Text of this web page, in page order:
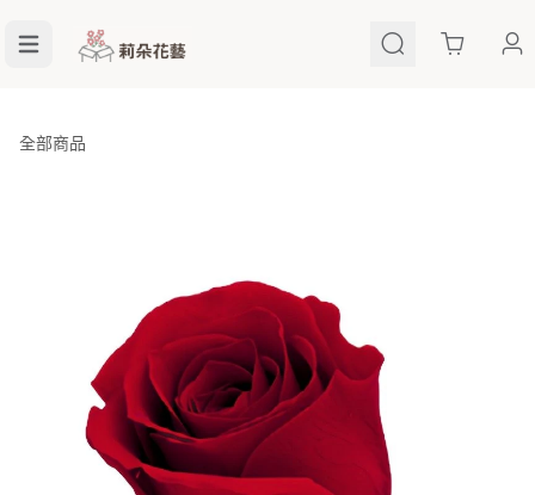
Cart
全部商品